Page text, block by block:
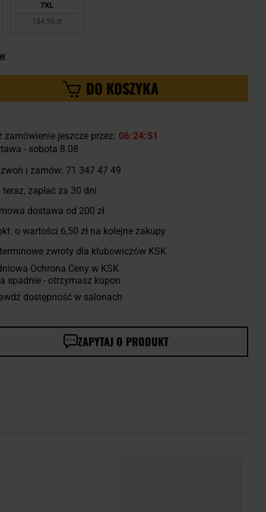
7XL
134,95 zł
DO KOSZYKA
zamówienie jeszcze przez: 06 24 50
- sobota 8.08
i zamów: 71 347 47 49
teraz, zapłać za 30 dni
dostawa od 200 zł
o wartości 6,50 złna kolejne zakupy
zwroty dla klubowiczów KSK
Ochrona Ceny w KSK
spadnie - otrzymasz kupon
dostępność w salonach
ZAPYTAJ O PRODUKT